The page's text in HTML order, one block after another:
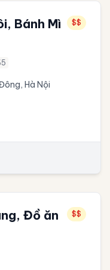
Bánh Mì
$$
Hà Nội
Đồ ăn
$$